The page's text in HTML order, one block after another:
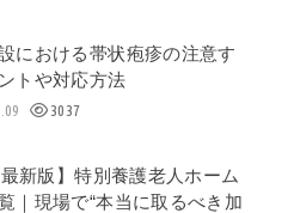
における帯状疱疹の注意す
トや対応方法
3037
最新版】特別養護老人ホーム
｜現場で“本当に取るべき加